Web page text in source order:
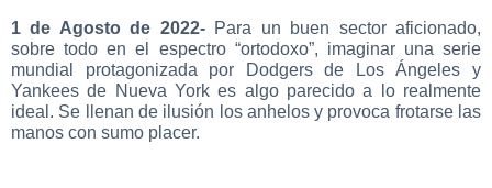
1 de Agosto de 2022-Para un buen sector aficionado,
sobre todo en el espectro “ortodoxo”, imaginar una serie
mundial protagonizada por Dodgers de Los Ángeles y
Yankees de Nueva York es algo parecido a lo realmente
ideal. Se llenan de ilusión los anhelos y provoca frotarse las
manos con sumo placer.